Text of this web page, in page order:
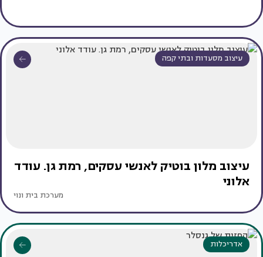
עיצוב מסעדות ובתי קפה
עיצוב מלון בוטיק לאנשי עסקים, רמת גן. עודד
אלוני
מערכת בית ונוי
אדריכלות